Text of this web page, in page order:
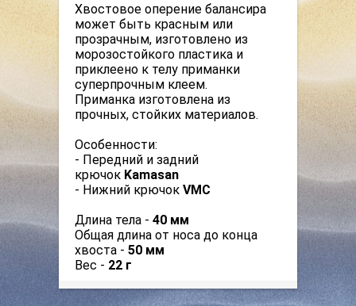
Хвостовое оперение балансира
может быть красным или
прозрачным, изготовлено из
морозостойкого пластика и
приклеено к телу приманки
суперпрочным клеем.
Приманка изготовлена из
прочных, стойких материалов.
Особенности:
- Передний и задний
крючок Kamasan
- Нижний крючок VMC
Длина тела - 40 мм
Общая длина от носа до конца
хвоста - 50 мм
Вес - 22 г